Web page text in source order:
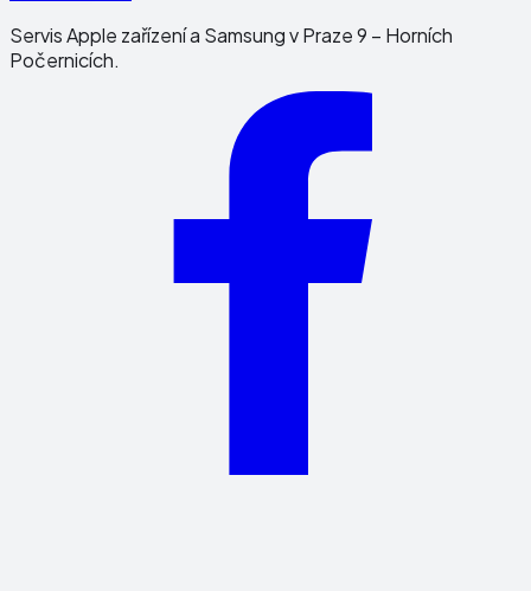
Servis Apple zařízení a Samsung v Praze 9 – Horních
Počernicích.